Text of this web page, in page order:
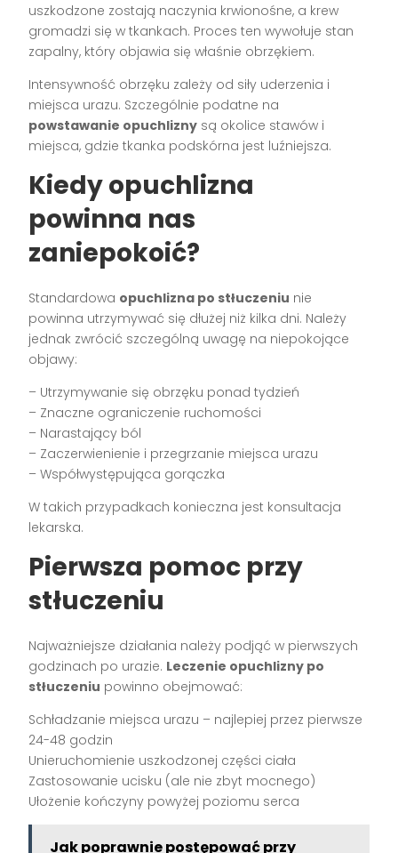
uszkodzone zostają naczynia krwionośne, a krew
gromadzi się w tkankach. Proces ten wywołuje stan
zapalny, który objawia się właśnie obrzękiem.
Intensywność obrzęku zależy od siły uderzenia i
miejsca urazu. Szczególnie podatne na
powstawanie opuchlizny są okolice stawów i
miejsca, gdzie tkanka podskórna jest luźniejsza.
Kiedy opuchlizna
powinna nas
zaniepokoić?
Standardowa opuchlizna po stłuczeniu nie
powinna utrzymywać się dłużej niż kilka dni. Należy
jednak zwrócić szczególną uwagę na niepokojące
objawy:
– Utrzymywanie się obrzęku ponad tydzień
– Znaczne ograniczenie ruchomości
– Narastający ból
– Zaczerwienienie i przegrzanie miejsca urazu
– Współwystępująca gorączka
W takich przypadkach konieczna jest konsultacja
lekarska.
Pierwsza pomoc przy
stłuczeniu
Najważniejsze działania należy podjąć w pierwszych
godzinach po urazie. Leczenie opuchlizny po
stłuczeniu powinno obejmować:
Schładzanie miejsca urazu – najlepiej przez pierwsze
24-48 godzin
Unieruchomienie uszkodzonej części ciała
Zastosowanie ucisku (ale nie zbyt mocnego)
Ułożenie kończyny powyżej poziomu serca
Jak poprawnie postępować przy